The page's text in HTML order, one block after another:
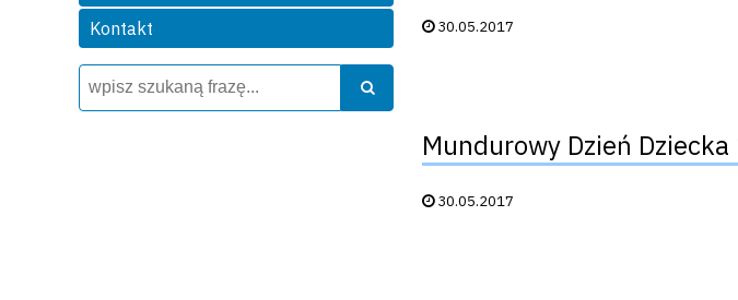
Kontakt
Wyszukiwarka
Szukaj
Data publikacji:
30.05.2017
Mundurowy Dzień
Data publikacji:
30.05.2017